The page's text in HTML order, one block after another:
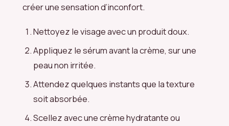
créer une sensation d’inconfort.
Nettoyez le visage avec un produit doux.
Appliquez le sérum avant la crème, sur une
peau non irritée.
Attendez quelques instants que la texture
soit absorbée.
Scellez avec une crème hydratante ou